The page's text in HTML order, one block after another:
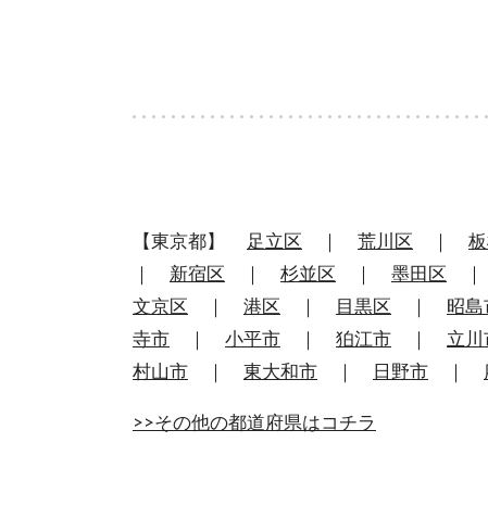
【東京都】 足立区 ｜ 荒川区 ｜
｜ 新宿区 ｜ 杉並区 ｜ 墨田区
文京区 ｜ 港区 ｜ 目黒区 ｜ 昭島
寺市 ｜ 小平市 ｜ 狛江市 ｜ 立川
村山市 ｜ 東大和市 ｜ 日野市 ｜
>>その他の都道府県はコチラ